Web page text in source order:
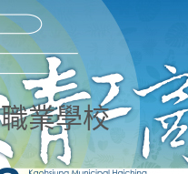
業學校